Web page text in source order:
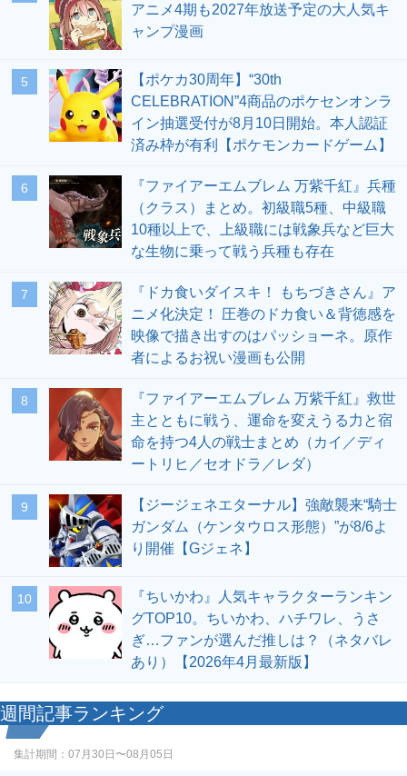
アニメ4期も2027年放送予定の大人気キ
ャンプ漫画
5
【ポケカ30周年】“30th
CELEBRATION”4商品のポケセンオンラ
イン抽選受付が8月10日開始。本人認証
済み枠が有利【ポケモンカードゲーム】
6
『ファイアーエムブレム 万紫千紅』兵種
（クラス）まとめ。初級職5種、中級職
10種以上で、上級職には戦象兵など巨大
な生物に乗って戦う兵種も存在
7
『ドカ食いダイスキ！ もちづきさん』ア
ニメ化決定！ 圧巻のドカ食い＆背徳感を
映像で描き出すのはパッショーネ。原作
者によるお祝い漫画も公開
8
『ファイアーエムブレム 万紫千紅』救世
主とともに戦う、運命を変えうる力と宿
命を持つ4人の戦士まとめ（カイ／ディ
ートリヒ／セオドラ／レダ）
9
【ジージェネエターナル】強敵襲来“騎士
ガンダム（ケンタウロス形態）”が8/6よ
り開催【Gジェネ】
10
『ちいかわ』人気キャラクターランキン
グTOP10。ちいかわ、ハチワレ、うさ
ぎ…ファンが選んだ推しは？（ネタバレ
あり）【2026年4月最新版】
週間記事ランキング
集計期間： 07月30日〜08月05日